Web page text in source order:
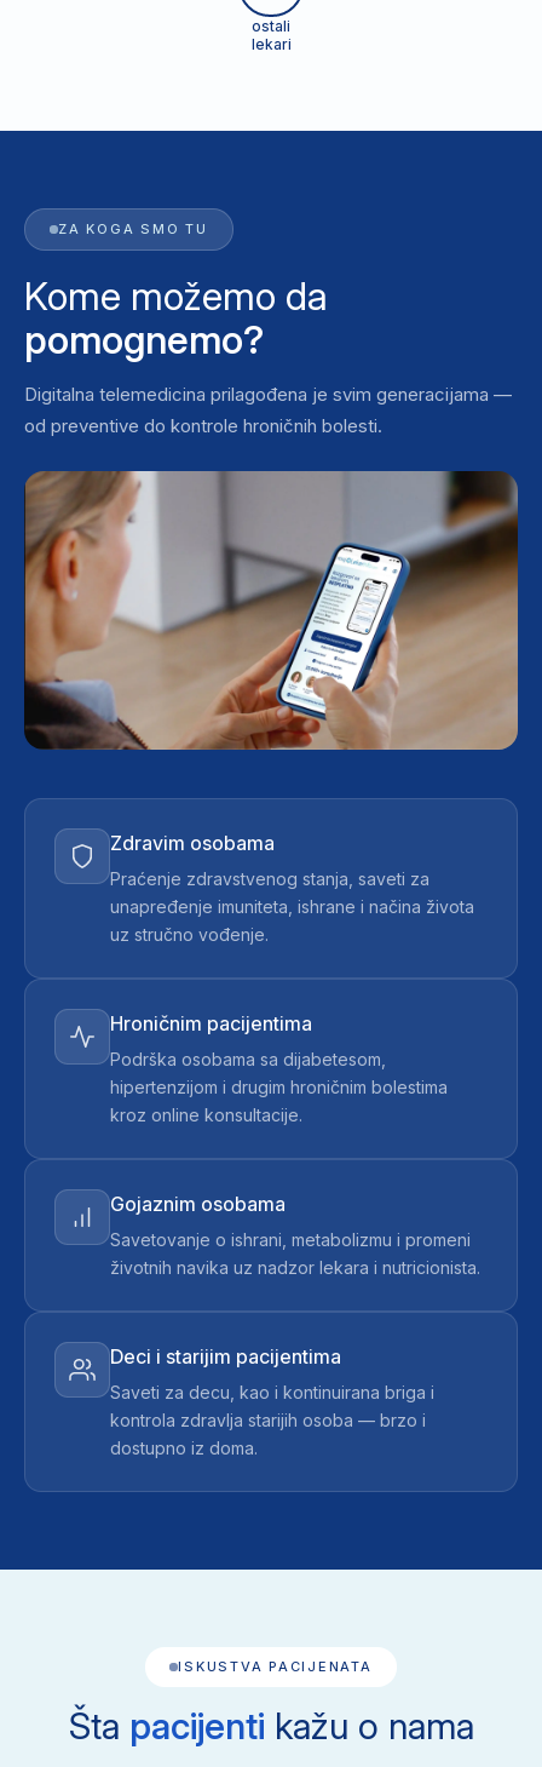
ostali
lekari
ZA KOGA SMO TU
Kome možemo da
pomognemo?
Digitalna telemedicina prilagođena je svim generacijama —
od preventive do kontrole hroničnih bolesti.
Zdravim osobama
Praćenje zdravstvenog stanja, saveti za
unapređenje imuniteta, ishrane i načina života
uz stručno vođenje.
Hroničnim pacijentima
Podrška osobama sa dijabetesom,
hipertenzijom i drugim hroničnim bolestima
kroz online konsultacije.
Gojaznim osobama
Savetovanje o ishrani, metabolizmu i promeni
životnih navika uz nadzor lekara i nutricionista.
Deci i starijim pacijentima
Saveti za decu, kao i kontinuirana briga i
kontrola zdravlja starijih osoba — brzo i
dostupno iz doma.
ISKUSTVA PACIJENATA
Šta pacijenti kažu o nama